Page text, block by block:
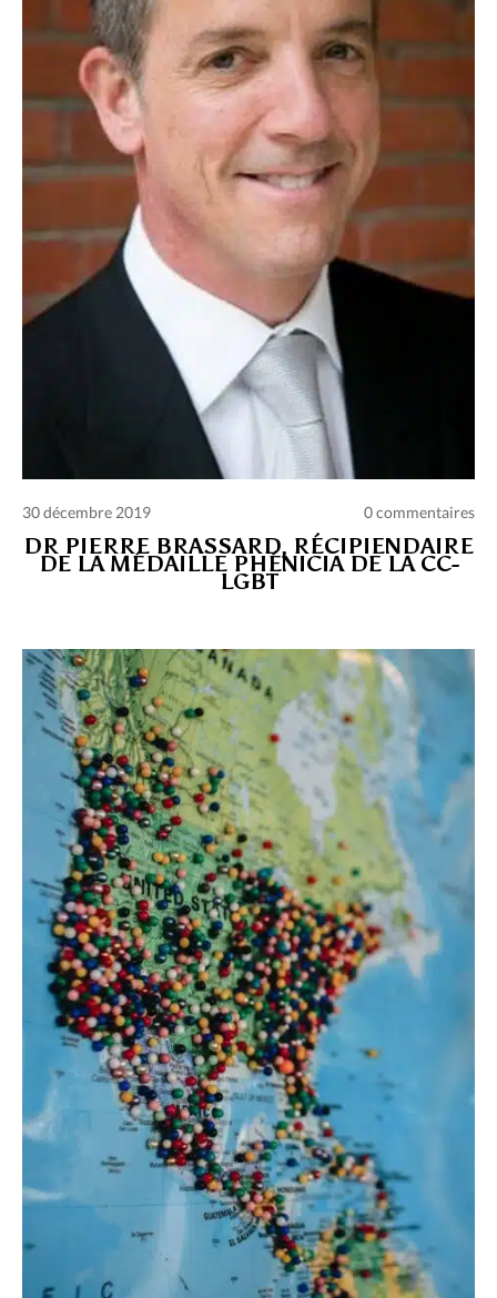
30 décembre 2019 0 commentaires
DR PIERRE BRASSARD, RÉCIPIENDAIRE
DE LA MÉDAILLE PHÉNICIA DE LA CC-
LGBT